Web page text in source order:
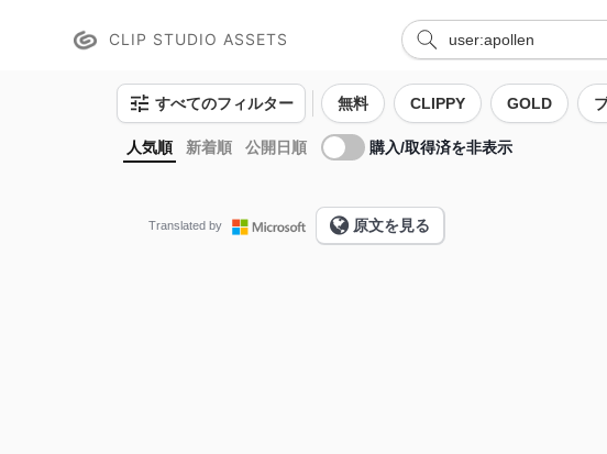
CLIP STUDIO ASSETS
すべてのフィルター 無料 CLIPPY GOLD
人気順 新着順 公開日順 購入/取得済を非表示
Translated by 原文を見る